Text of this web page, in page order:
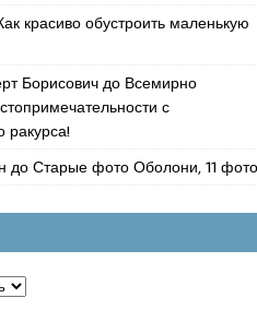
красиво обустроить маленькую
Борисовичдо Всемирно
с
ракурса!
доСтарые фото Оболони, 11 фото